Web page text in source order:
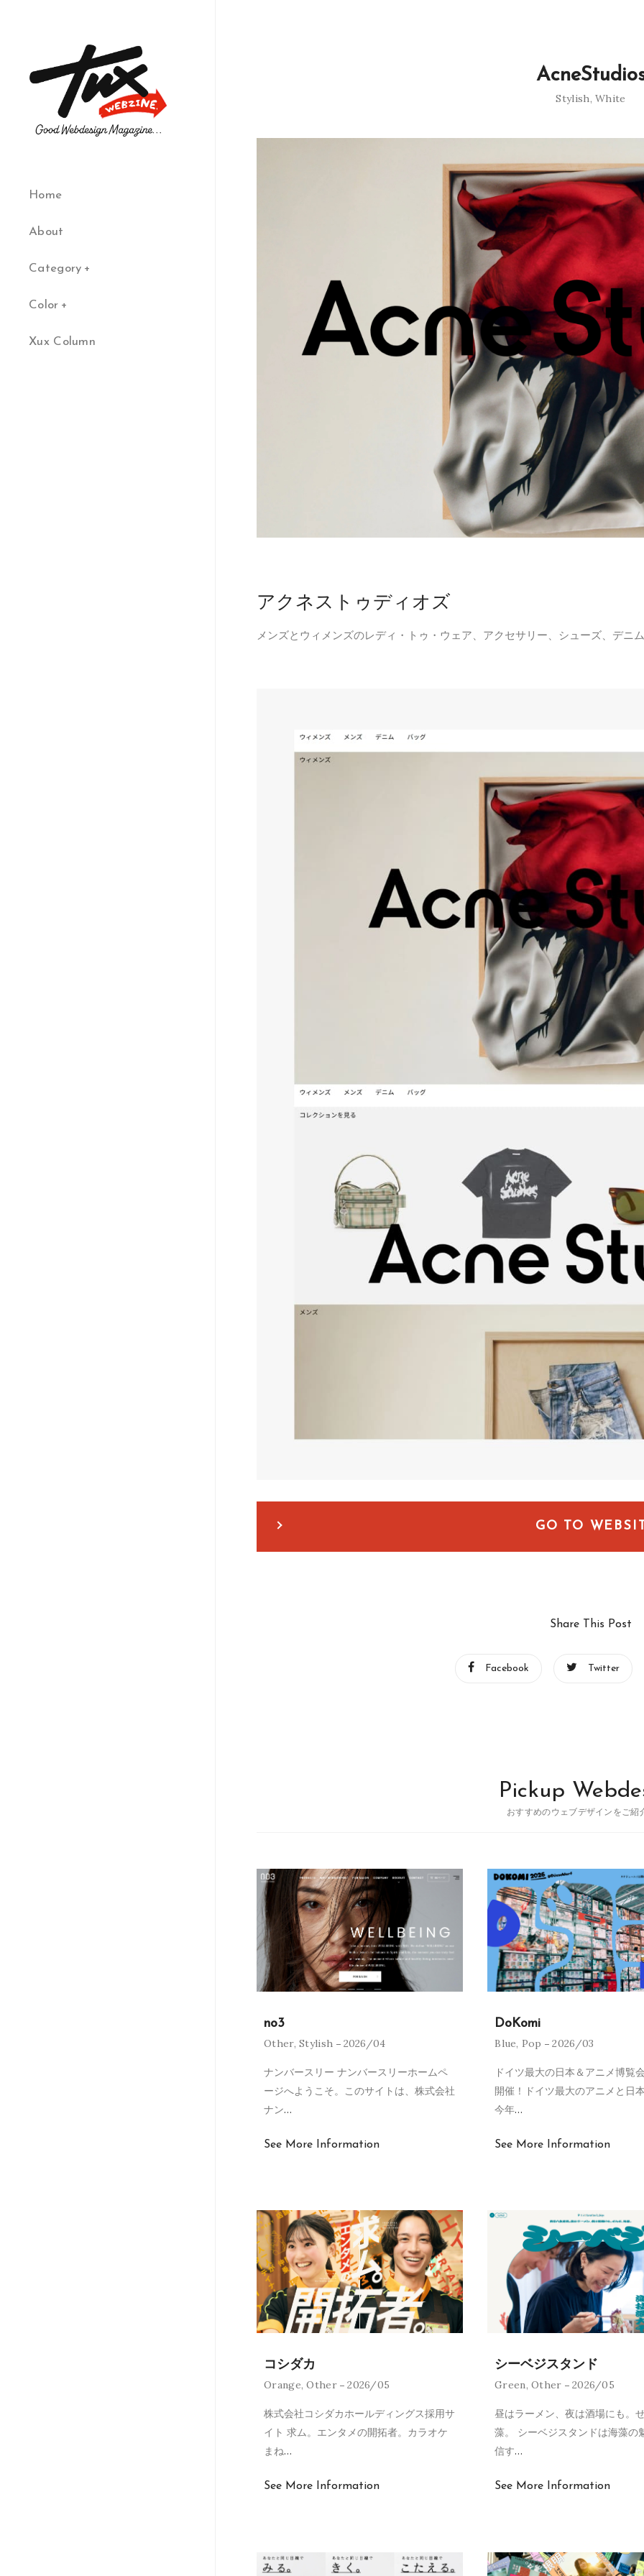
Home
About
Category
Color
Xux Column
Stylish,White
アクネストゥディオズ
メンズとウィメンズのレディ・トゥ・ウェア、アクセサリー、シューズ、デニ
GO TO
Share This Post
Facebook Twitter
Pickup
おすすめのウェブデザインをご紹
no3
Other,Stylish 2026/04
ナンバースリー ナンバースリーホームペ
ージへようこそ。このサイトは、株式会社
ナン…
See More Information
DoKomi
Blue, Pop 2026/03
ドイツ最大の日本＆アニメ博覧
開催！ドイツ最大のアニメと日
今年…
See More Information
コシダカ
Orange,Other 2026/05
株式会社コシダカホールディングス採用サ
イト 求ム。エンタメの開拓者。カラオケ
まね…
See More Information
シーベジスタンド
Green,Other 2026/05
昼はラーメン、夜は酒場にも。
藻。 シーベジスタンドは海藻の
信す…
See More Information